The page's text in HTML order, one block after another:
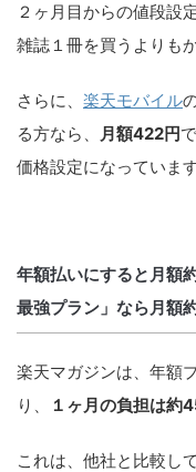
２ヶ月目からの値段設定
雑誌１冊を買うよりも
さらに、 楽天モバイル
る方なら、
月額422円
価格設定になっています
年額払いにすると月額
最強プラン」なら月額
楽天マガジンは、年額
り、
１ヶ月の負担は約
これは、他社と比較し